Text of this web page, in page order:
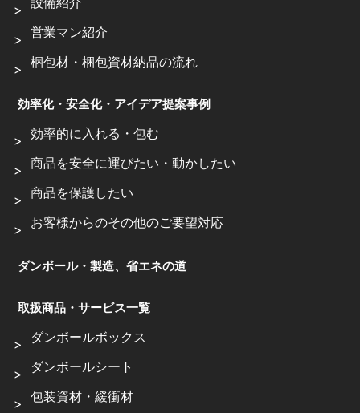
営業マン紹介
梱包材・梱包資材納品の流れ
効率化・安全化・アイデア提案事例
効率的に入れる・包む
商品を安全に運びたい・動かしたい
商品を保護したい
お客様からのその他のご要望対応
ダンボール・製造、省エネの道
取扱商品・サービス一覧
ダンボールボックス
ダンボールシート
包装資材・緩衝材